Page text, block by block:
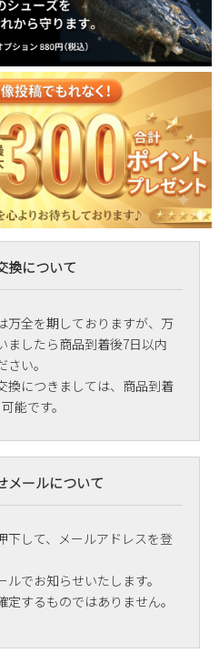
換について
万全を期しておりますが、万
ましたら商品到着後7日以内
い。
換につきましては、商品到着
能です。
メールについて
下して、メールアドレスを登
でお知らせいたします。
するものではありません。